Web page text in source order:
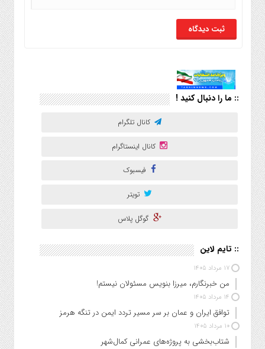
:: ما را دنبال کنید !
کانال تلگرام
کانال اینستاگرام
فیسبوک
تویتر
گوگل پلاس
:: تایم لاین
۱۷ مرداد ۱۴۰۵
من خبرنگارم، میرزا بنویس مسئولان نیستم!
۱۴ مرداد ۱۴۰۵
توافق ایران و عمان بر سر مسیر تردد ایمن در تنگه هرمز
۱۰ مرداد ۱۴۰۵
شتاب‌بخشی به پروژه‌های عمرانی کمال‌شهر